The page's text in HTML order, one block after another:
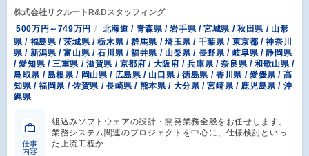
株式会社リクルートR&Dスタッフィング
500万円～749万円
北海道 / 青森県 / 岩手県 / 宮城県 / 秋田県 / 山形
県 / 福島県 / 茨城県 / 栃木県 / 群馬県 / 埼玉県 / 千葉県 / 東京都 / 神奈川
県 / 新潟県 / 富山県 / 石川県 / 福井県 / 山梨県 / 長野県 / 岐阜県 / 静岡県
/ 愛知県 / 三重県 / 滋賀県 / 京都府 / 大阪府 / 兵庫県 / 奈良県 / 和歌山県 /
鳥取県 / 島根県 / 岡山県 / 広島県 / 山口県 / 徳島県 / 香川県 / 愛媛県 / 高
知県 / 福岡県 / 佐賀県 / 長崎県 / 熊本県 / 大分県 / 宮崎県 / 鹿児島県 / 沖
縄県
仕事
内容
組込みソフトウェアの設計・開発業務全般をお任せします。
業務システム関連のプロジェクトを中心に、仕様検討といっ
た上流工程か…